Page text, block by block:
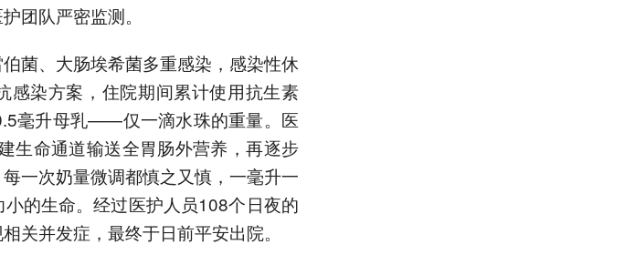
团队严密监测。
菌、大肠埃希菌多重感染，感染性休
感染方案，住院期间累计使用抗生素
毫升母乳——仅一滴水珠的重量。医
生命通道输送全胃肠外营养，再逐步
一次奶量微调都慎之又慎，一毫升一
的生命。经过医护人员108个日夜的
关并发症，最终于日前平安出院。